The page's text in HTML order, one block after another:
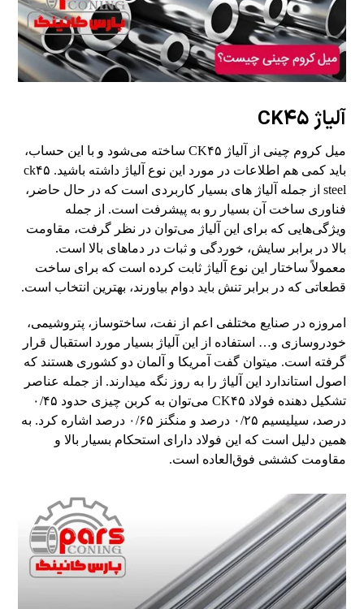
آلیاژ CK۴۵
میل کروم چینی از آلیاژ CK۴۵ ساخته می‌شود و با این حساب،
باید کمی هم اطلاعات در مورد این نوع آلیاژ داشته باشید. ck۴۵
steel از جمله آلیاژ های بسیار کاربردی است که در حال حاضر،
فناوری ساخت آن بسیار رو به پیشرفت است. از جمله
ویژگی‌هایی که برای این آلیاژ می‌توان در نظر گرفت، مقاومت
بالا در برابر سایش، خوردگی و ثبات در دماهای بالا است.
معمولاً ساختار این نوع آلیاژ ثابت کرده است که برای ساخت
قطعاتی که در برابر تنش باید دوام بیاورند، بهترین انتخاب است.
امروزه در صنایع مختلفی اعم از نفت، ساخت‎و‎ساز، پتروشیمی،
خودروسازی و… استفاده از این آلیاژ بسیار مورد استقبال قرار
گرفته است. می‎توان گفت آمریکا و آلمان دو کشوری هستند که
اصول استاندارد این آلیاژ را به روز نگه می‎دارند. از جمله عناصر
تشکیل دهنده فولاد CK۴۵ می‌توان به کربن چیزی حدود ۰/۴۵
درصد، سیلیسیم ۰/۲۵ درصد و منگنز ۰/۶۵ درصد اشاره کرد. به
همین دلیل است که این فولاد دارای استحکام بسیار بالا و
مقاومت کششی فوق‌العاده است.